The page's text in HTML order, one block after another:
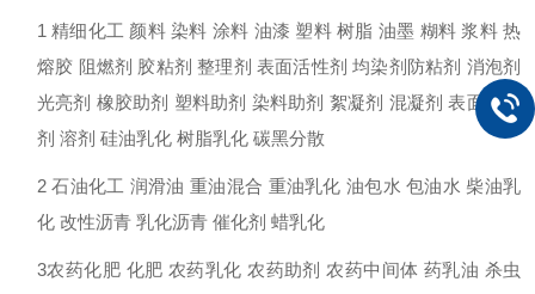
1 精细化工 颜料 染料 涂料 油漆 塑料 树脂 油墨 糊料 浆料 热
熔胶 阻燃剂 胶粘剂 整理剂 表面活性剂 均染剂防粘剂 消泡剂
光亮剂 橡胶助剂 塑料助剂 染料助剂 絮凝剂 混凝剂 表面活性
剂 溶剂 硅油乳化 树脂乳化 碳黑分散
2 石油化工 润滑油 重油混合 重油乳化 油包水 包油水 柴油乳
化 改性沥青 乳化沥青 催化剂 蜡乳化
3农药化肥 化肥 农药乳化 农药助剂 农药中间体 药乳油 杀虫